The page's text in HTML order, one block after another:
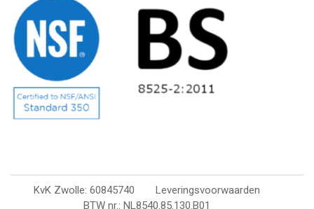
KvK Zwolle: 60845740
Leveringsvoorwaarden
BTW nr.: NL8540.85.130.B01